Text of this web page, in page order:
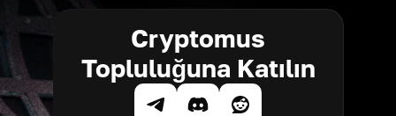
Cryptomus
Topluluğuna Katılın